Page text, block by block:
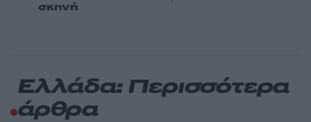
σκηνή
Ελλάδα: Περισσότερα
άρθρα